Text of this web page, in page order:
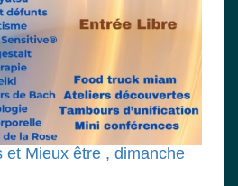
et Mieux être , dimanche